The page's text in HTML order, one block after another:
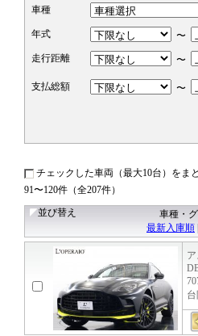
車種
年式 〜
走行距離 〜
支払総額 〜
チェックした車両（最大10台）をま
91〜120件（全207件）
並び替え
車種・
最新入庫順